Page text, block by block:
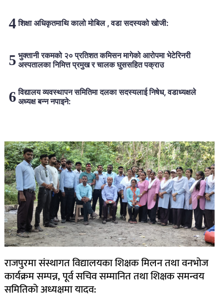
शिक्षा अधिकृतमाथि कालो मोबिल , वडा सदस्यको खोजी:
भुक्तानी रकमको २० प्रतिशत कमिसन मागेको आरोपमा भेटेरिनरी
अस्पतालका निमित्त प्रमुख र चालक घुससहित पक्राउ
विद्यालय व्यवस्थापन समितिमा दलका सदस्यलाई निषेध, वडाध्यक्षले
अध्यक्ष बन्न नपाइने:
राजपुरमा संस्थागत विद्यालयका शिक्षक मिलन तथा वनभोज
कार्यक्रम सम्पन्न, पूर्व सचिव सम्मानित तथा शिक्षक समन्वय
समितिको अध्यक्षमा यादव: